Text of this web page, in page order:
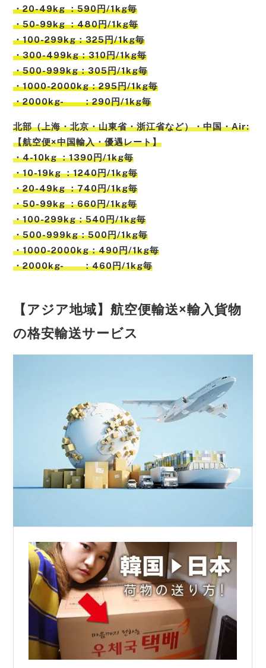
・20-49kg ：590円/1kg毎
・50-99kg ：480円/1kg毎
・100-299kg：325円/1kg毎
・300-499kg：310円/1kg毎
・500-999kg：305円/1kg毎
・1000-2000kg：295円/1kg毎
・2000kg- ：290円/1kg毎
北部（上海・北京・山東省・浙江省など）・中国・Air:
【航空便×中国輸入・優遇レート】
・4-10kg ：1390円/1kg毎
・10-19kg ：1240円/1kg毎
・20-49kg ：740円/1kg毎
・50-99kg ：660円/1kg毎
・100-299kg：540円/1kg毎
・500-999kg：500円/1kg毎
・1000-2000kg：490円/1kg毎
・2000kg- ：460円/1kg毎
【アジア地域】航空便輸送×輸入貨物
の格安輸送サービス